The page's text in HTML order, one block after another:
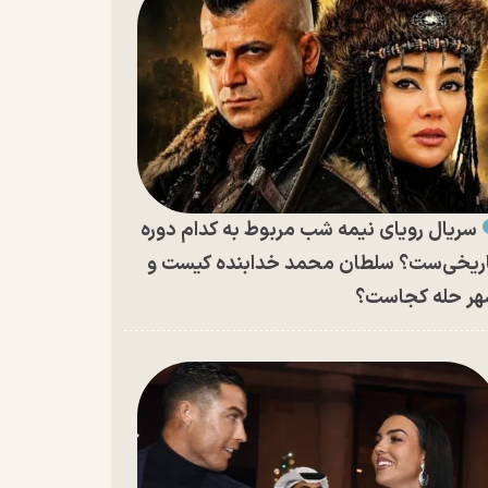
سریال رویای نیمه شب مربوط به کدام دوره
سلطان محمد خدابنده کیست و
حله کجاست؟